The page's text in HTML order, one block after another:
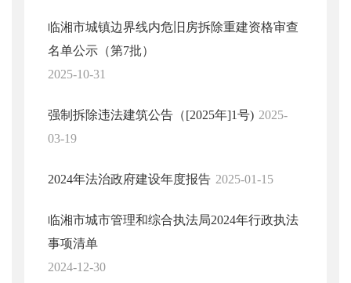
临湘市城镇边界线内危旧房拆除重建资格审查
名单公示（第7批）
2025-10-31
强制拆除违法建筑公告（[2025年]1号) 2025-
03-19
2024年法治政府建设年度报告 2025-01-15
临湘市城市管理和综合执法局2024年行政执法
事项清单
2024-12-30